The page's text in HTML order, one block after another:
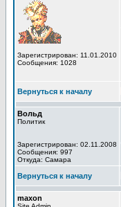
Зарегистрирован: 11.01.2010
Сообщения: 1028
Вернуться к началу
Вольд
Политик
Зарегистрирован: 02.11.2008
Сообщения: 997
Откуда: Самара
Вернуться к началу
maxon